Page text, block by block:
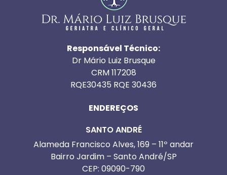
Responsável Técnico:
Dr Mário Luiz Brusque
CRM 117208
RQE30435 RQE 30436
ENDEREÇOS
SANTO ANDRÉ
Alameda Francisco Alves, 169 – 11º andar
Bairro Jardim – Santo André/SP
CEP: 09090-790